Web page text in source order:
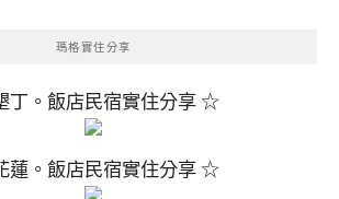
瑪格實住分享
丁。飯店民宿實住分享 ☆
蓮。飯店民宿實住分享 ☆